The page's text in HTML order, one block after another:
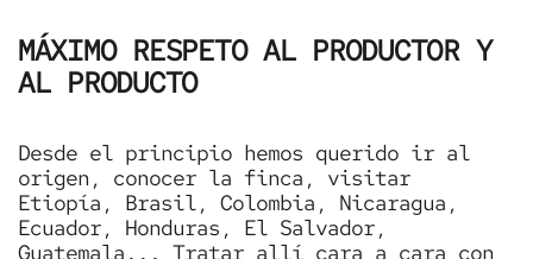
MÁXIMO RESPETO AL PRODUCTOR Y
AL PRODUCTO
Desde el principio hemos querido ir al
origen, conocer la finca, visitar
Etiopía, Brasil, Colombia, Nicaragua,
Ecuador, Honduras, El Salvador,
Guatemala... Tratar allí cara a cara con